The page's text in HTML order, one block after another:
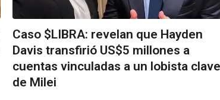
Caso $LIBRA: revelan que Hayden
Davis transfirió US$5 millones a
cuentas vinculadas a un lobista clave
de Milei